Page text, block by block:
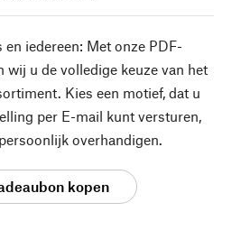
en iedereen: Met onze PDF-
wij u de volledige keuze van het
Kies een motief, dat u
per E-mail kunt versturen,
overhandigen.
kopen